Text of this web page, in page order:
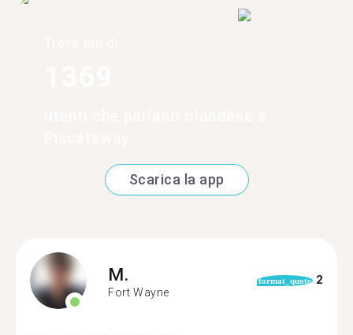
Scarica la app
M.
Fort Wayne
format_quote 2